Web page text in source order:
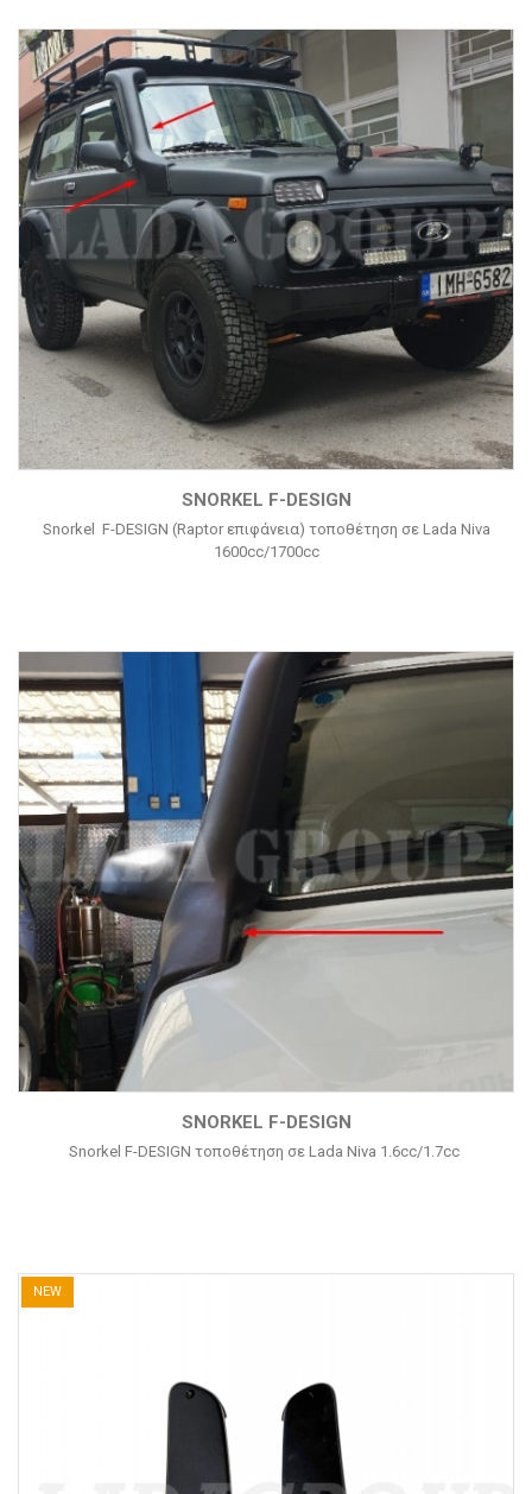
SNORKEL F-DESIGN
Snorkel F-DESIGN (Raptor επιφάνεια) τοποθέτηση σε Lada Niva
1600cc/1700cc
SNORKEL F-DESIGN
Snorkel F-DESIGN τοποθέτηση σε Lada Niva 1.6cc/1.7cc
NEW